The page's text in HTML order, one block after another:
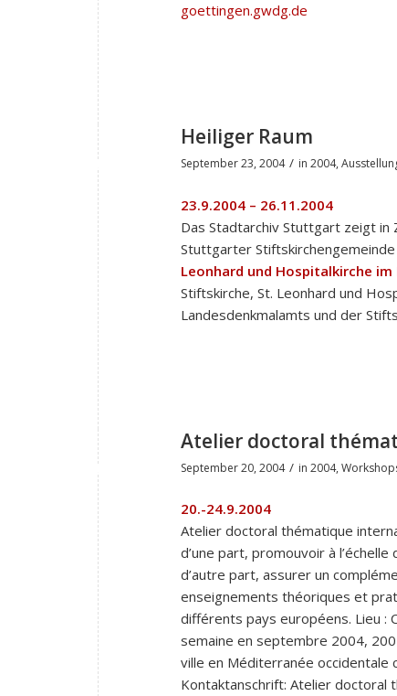
goettingen.gwdg.de
Heiliger Raum
September 23, 2004 / in 2004,
23.9.2004 – 26.11.2004
Das Stadtarchiv Stuttgart zeigt
Stuttgarter
Leonhard und Hospitalkirche
Stiftskirche, St. Leonhard und
Landesdenkmalamts und der
Atelier doctoral
September 20, 2004 / in 2004,
20.-24.9.2004
Atelier doctoral thématique
d’une part, promouvoir à
d’autre part, assurer un
enseignements théoriques et
différents pays européens. Lieu :
semaine en septembre 2004,
ville en Méditerranée occidentale
Kontaktanschrift: Atelier doctoral